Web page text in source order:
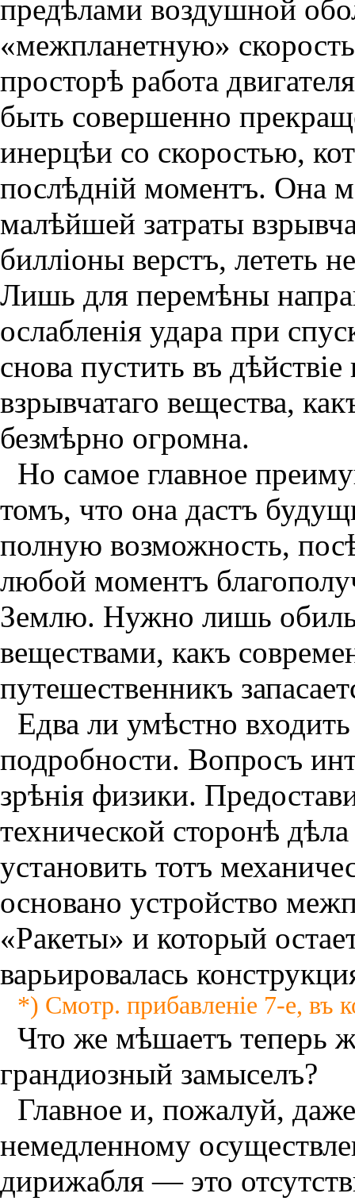
предѣлами воздушной
«межпланетную»
просторѣ работа
быть совершенно
инерцѣи со скоростью,
послѣднiй моментъ. Она
малѣйшей затраты
биллiоны верстъ, лететь
Лишь для перемѣны
ослабленiя удара при
снова пустить въ
взрывчатаго вещества,
безмѣрно огромна.
Но самое главное
томъ, что она дастъ
полную возможность,
любой моментъ
Землю. Нужно лишь
веществами, какъ
путешественникъ
Едва ли умѣстно
подробности. Вопросъ
зрѣнiя физики.
технической сторонѣ
установить тотъ
основано устройство
«Ракеты» и который
варьировалась
*) Смотр. прибавленiе 7-е, въ
Что же мѣшаетъ теперь
грандиозный замыселъ?
Главное и, пожалуй,
немедленному
дирижабля — это